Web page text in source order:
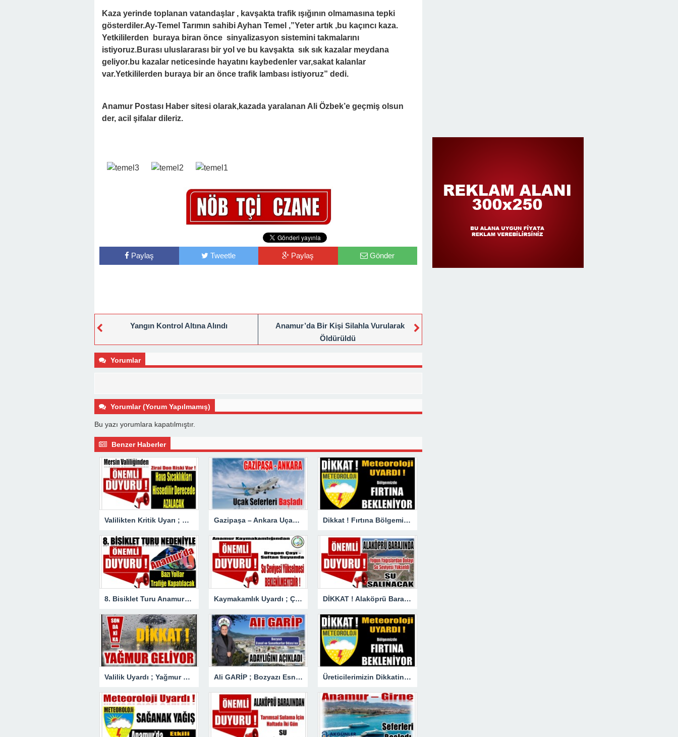
Kaza yerinde toplanan vatandaşlar , kavşakta trafik ışığının olmamasına tepki
gösterdiler.Ay-Temel Tarımın sahibi Ayhan Temel ,”Yeter artık ,bu kaçıncı kaza.
Yetkililerden buraya biran önce sinyalizasyon sistemini takmalarını
istiyoruz.Burası uluslararası bir yol ve bu kavşakta sık sık kazalar meydana
geliyor.bu kazalar neticesinde hayatını kaybedenler var,sakat kalanlar
var.Yetkililerden buraya bir an önce trafik lambası istiyoruz” dedi.
Anamur Postası Haber sitesi olarak,kazada yaralanan Ali Özbek’e geçmiş olsun
der, acil şifalar dileriz.
Paylaş Tweetle Paylaş Gönder
Yangın Kontrol Altına Alındı
Anamur’da Bir Kişi Silahla Vurularak
Öldürüldü
Yorumlar
Yorumlar (Yorum Yapılmamış)
Bu yazı yorumlara kapatılmıştır.
Benzer Haberler
Valilikten Kritik Uyarı ; Hava Sıcaklığı Hissedilir Derecede Azalacak! Gazipaşa – Ankara Uçak Seferleri Başladı Dikkat ! Fırtına Bölgemizde Etkili Olacak
8. Bisiklet Turu Anamur’dan Başlıyor. Bazı Yollar Trafiğe Kapatılacak Kaymakamlık Uyardı ; Çay ve Dere Yataklarına 50 Metreden Fazla Yaklaşmayın DİKKAT ! Alaköprü Barajından Su Salınacak
Valilik Uyardı ; Yağmur Sabah Saatlerinden İtibaren Etkili Olacak Ali GARİP ; Bozyazı Esnaf ve Sanatkarlar Odası’na Adaylığını Açıkladı Üreticilerimizin Dikkatine ! Fırtına Bekleniyor